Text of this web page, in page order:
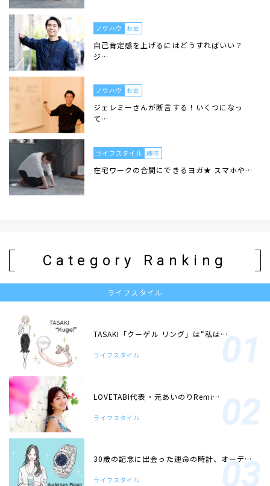
ノウハウ お金
自己肯定感を上げるにはどうすればいい？
ジ…
ノウハウ お金
ジェレミーさんが断言する！いくつになっ
て…
ライフスタイル 趣味
在宅ワークの合間にできるヨガ★ スマホや…
Category Ranking
ライフスタイル
TASAKI「クーゲル リング」は“私は…
ライフスタイル
LOVETABI代表・元あいのりRemi…
ライフスタイル
30歳の記念に出会った運命の時計、オーデ…
ライフスタイル